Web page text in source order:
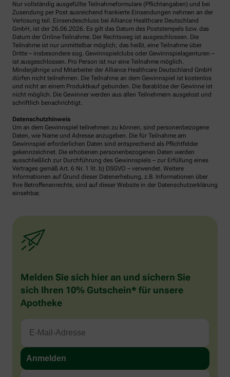
Nur vollständig ausgefüllte Teilnahmeformulare (Pflichtangaben) und bei
Zusendung per Post ausreichend frankierte Einsendungen nehmen an der
Verlosung teil. Einsendeschluss bei Alliance Healthcare Deutschland
GmbH, ist der 26.06.2026. Es gilt das Datum des Poststempels bzw. das
Datum der Online-Teilnahme. Der Rechtsweg ist ausgeschlossen. Die
Teilnahme ist nur unmittelbar möglich; das heißt, eine Teilnahme über
Dritte – insbesondere sog. Gewinnspielclubs oder Gewinnspielagenturen –
ist ausgeschlossen. Pro Person ist nur eine Teilnahme möglich.
Minderjährige und Mitarbeiter der Alliance Healthcare Deutschland GmbH
dürfen nicht teilnehmen. Die Teilnahme an dem Gewinnspiel ist kostenlos
und nicht an einem Produktkauf gebunden. Die Barablöse der Gewinne ist
nicht möglich. Die Gewinner werden aus allen Teilnehmern ausgelost und
schriftlich benachrichtigt.
Datenschutzhinweis
Um an dem Gewinnspiel teilnehmen zu können, sind personenbezogene
Daten, wie Name und Adresse anzugeben. Die für Teilnahme am
Gewinnspiel erforderlichen Daten sind entsprechend als Pflichtfelder
gekennzeichnet. Die erhobenen personenbezogenen Daten werden
ausschließlich zur Durchführung des Gewinnspiels – zur Erfüllung eines
Vertrages gemäß Art. 6 Nr. 1 lit. b) DSGVO – verwendet. Weitere
Informationen auf Grund dieser Datenerhebung, z.B. Informationen über
Ihre Betroffenenrechte, sind auf dieser Website in der Datenschutzerklärung
einsehbar.
Melden Sie sich hier an und sichern Sie
sich Ihren 10% Gutschein* für unsere
Apotheke